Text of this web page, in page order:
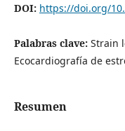
DOI: https://doi.org/
Palabras clave: Strain
Ecocardiografía de
Resumen